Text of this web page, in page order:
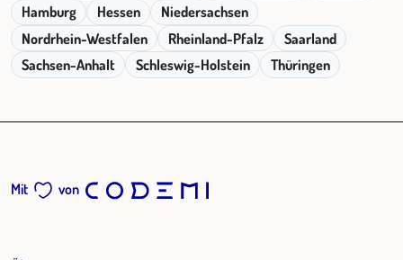
Hamburg
Hessen
Niedersachsen
Nordrhein-Westfalen
Rheinland-Pfalz
Saarland
Sachsen-Anhalt
Schleswig-Holstein Thüringen
Mit von